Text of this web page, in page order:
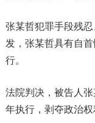
张某哲犯罪手段残
发，张某哲具有自
行。
法院判决，被告人
年执行，剥夺政治权